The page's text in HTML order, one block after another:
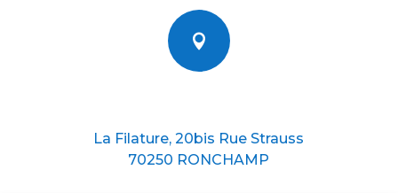

La Filature, 20bis Rue Strauss
70250 RONCHAMP